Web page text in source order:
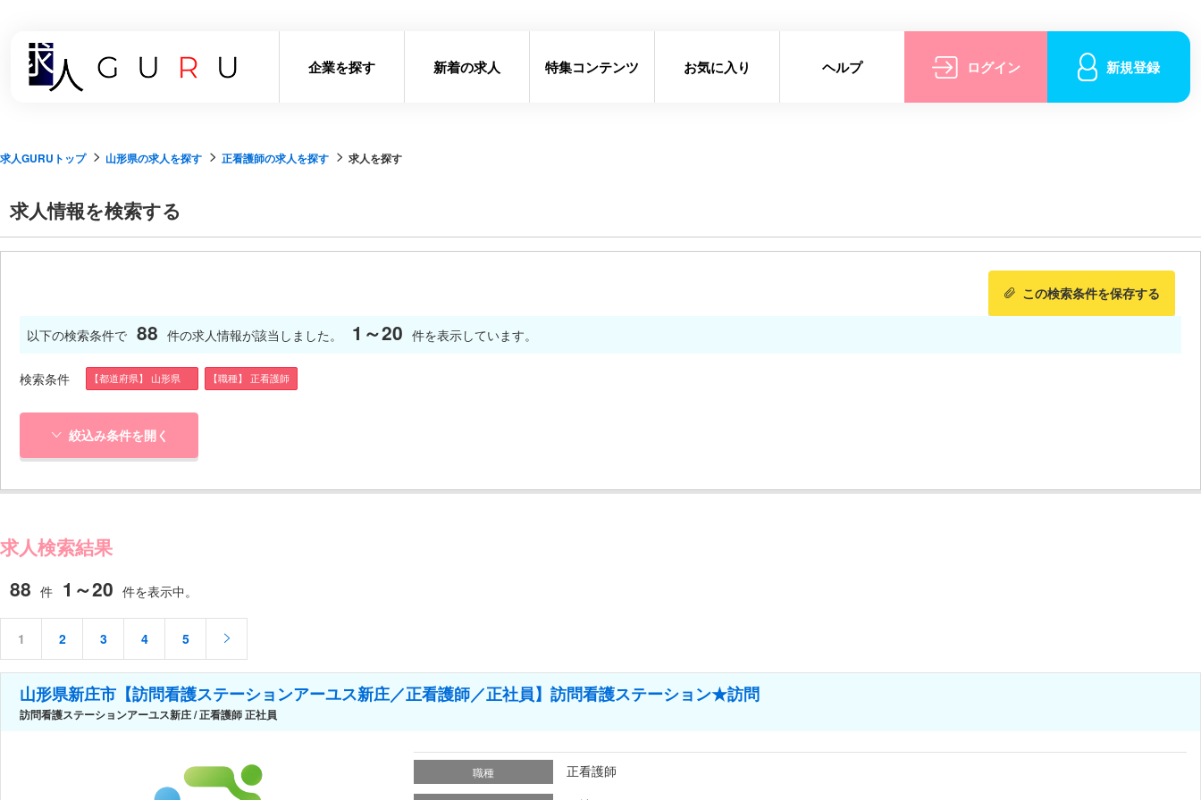
企業を探す 新着の求人 特集コンテンツ お気に入り ヘルプ ログイン 新規登録
求人GURUトップ 山形県の求人を探す 正看護師の求人を探す 求人を探す
求人情報を検索する
この検索条件を保存する
以下の検索条件で 88 件の求人情報が該当しました。 1～20 件を表示しています。
検索条件 【都道府県】 山形県 【職種】 正看護師
絞込み条件を開く
求人検索結果
88 件 1～20 件を表示中。
1 2 3 4 5
山形県新庄市【訪問看護ステーションアーユス新庄／正看護師／正社員】訪問看護ステーション★訪問
訪問看護ステーションアーユス新庄 / 正看護師 正社員
職種 正看護師